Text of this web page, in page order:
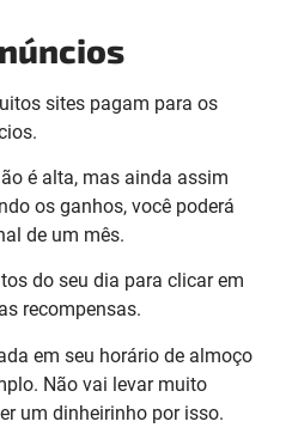
sites pagam para os
é alta, mas ainda assim
os ganhos, você poderá
de um mês.
do seu dia para clicar em
recompensas.
em seu horário de almoço
Não vai levar muito
um dinheirinho por isso.